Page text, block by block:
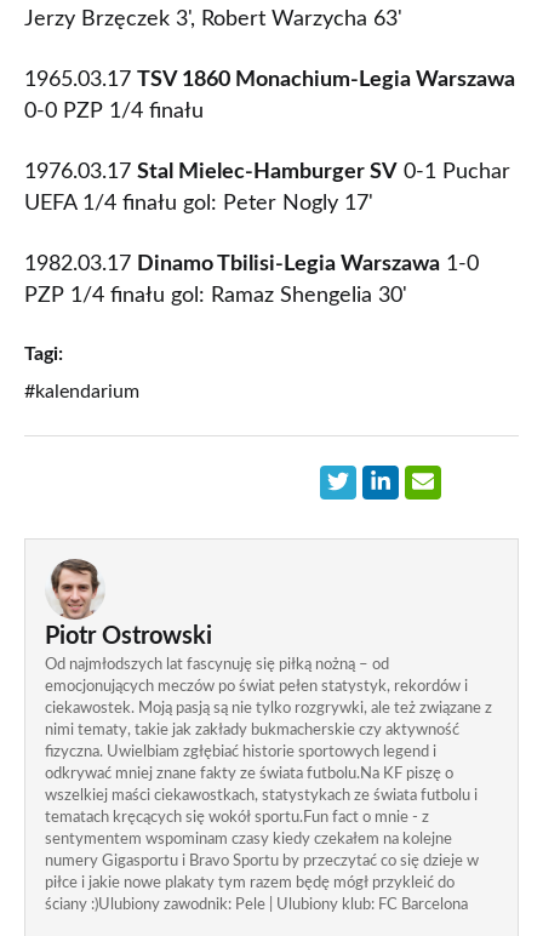
Jerzy Brzęczek 3', Robert Warzycha 63'
1965.03.17 TSV 1860 Monachium-Legia Warszawa
0-0 PZP 1/4 finału
1976.03.17 Stal Mielec-Hamburger SV 0-1 Puchar
UEFA 1/4 finału gol: Peter Nogly 17'
1982.03.17 Dinamo Tbilisi-Legia Warszawa 1-0
PZP 1/4 finału gol: Ramaz Shengelia 30'
Tagi:
#kalendarium
Piotr Ostrowski
Od najmłodszych lat fascynuję się piłką nożną – od
emocjonujących meczów po świat pełen statystyk, rekordów i
ciekawostek. Moją pasją są nie tylko rozgrywki, ale też związane z
nimi tematy, takie jak zakłady bukmacherskie czy aktywność
fizyczna. Uwielbiam zgłębiać historie sportowych legend i
odkrywać mniej znane fakty ze świata futbolu.Na KF piszę o
wszelkiej maści ciekawostkach, statystykach ze świata futbolu i
tematach kręcących się wokół sportu.Fun fact o mnie - z
sentymentem wspominam czasy kiedy czekałem na kolejne
numery Gigasportu i Bravo Sportu by przeczytać co się dzieje w
piłce i jakie nowe plakaty tym razem będę mógł przykleić do
ściany :)Ulubiony zawodnik: Pele | Ulubiony klub: FC Barcelona